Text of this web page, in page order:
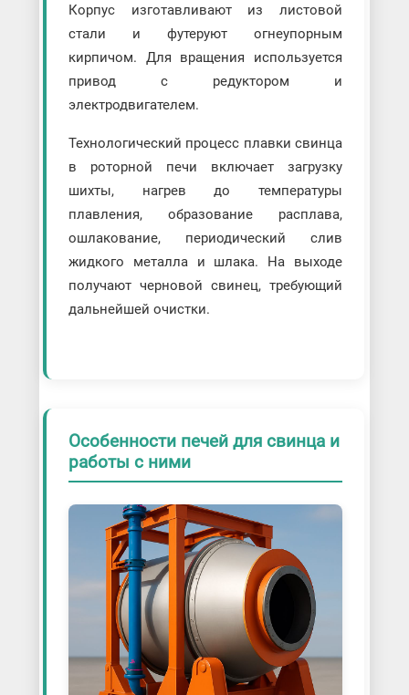
Корпус изготавливают из листовой
стали и футеруют огнеупорным
кирпичом. Для вращения используется
привод с редуктором и
электродвигателем.
Технологический процесс плавки свинца
в роторной печи включает загрузку
шихты, нагрев до температуры
плавления, образование расплава,
ошлакование, периодический слив
жидкого металла и шлака. На выходе
получают черновой свинец, требующий
дальнейшей очистки.
Особенности печей для свинца и
работы с ними